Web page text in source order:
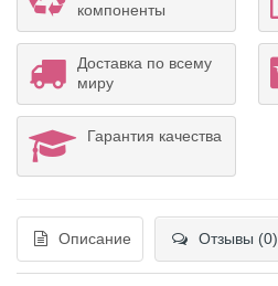
компоненты
Доставка по всему
миру
Гарантия качества
Описание Отзывы (0)